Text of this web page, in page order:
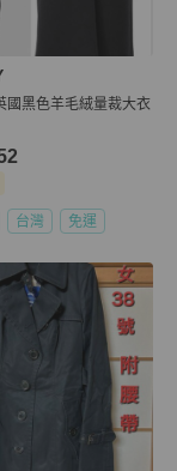
國黑色羊毛絨量裁大衣
台灣 免運